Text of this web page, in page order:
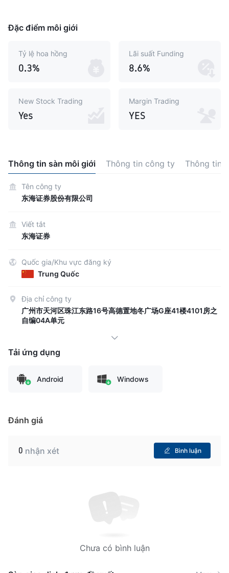
Đặc điểm môi giới
Tỷ lệ hoa hồng
0.3%
Lãi suất Funding
8.6%
New Stock Trading
Yes
Margin Trading
YES
Thông tin sàn môi giới Thông tin công ty Thông tin
Tên công ty
东海证券股份有限公司
Viết tắt
东海证券
Quốc gia/Khu vực đăng ký
Trung Quốc
Địa chỉ công ty
广州市天河区珠江东路16号高德置地冬广场G座41楼4101房之
自编04A单元
Tải ứng dụng
Android Windows
Đánh giá
0 nhận xét Bình luận
Chưa có bình luận